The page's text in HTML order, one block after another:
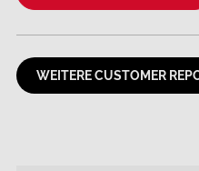
WEITERE CUSTOMER